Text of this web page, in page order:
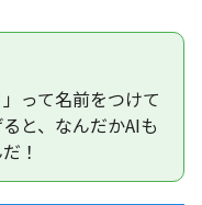
って名前をつけて
と、なんだかAIも
！